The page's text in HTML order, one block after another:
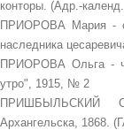
конторы. (Адр.-
ПРИОРОВА Мария -
наследника
ПРИОРОВА Ольга -
утро", 1915, № 2
ПРИШБЫЛЬСКИЙ
Архангельска, 1868.